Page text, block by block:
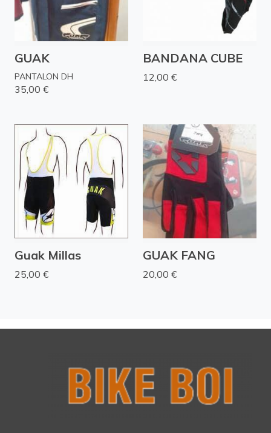
GUAK
PANTALON DH
35,00 €
BANDANA CUBE
12,00 €
Guak Millas
25,00 €
GUAK FANG
20,00 €